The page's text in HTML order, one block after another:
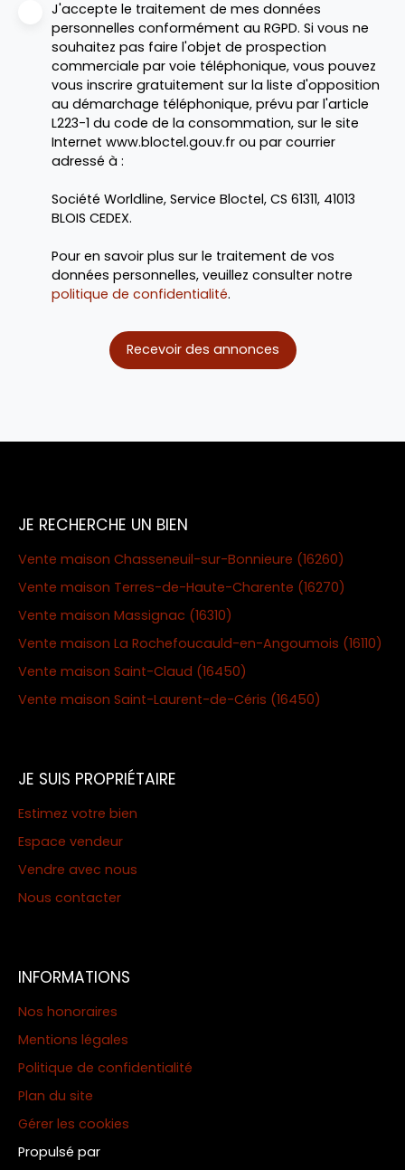
J'accepte le traitement de mes données
personnelles conformément au RGPD. Si vous ne
souhaitez pas faire l'objet de prospection
commerciale par voie téléphonique, vous pouvez
vous inscrire gratuitement sur la liste d'opposition
au démarchage téléphonique, prévu par l'article
L223-1 du code de la consommation, sur le site
Internet www.bloctel.gouv.fr ou par courrier
adressé à :
Société Worldline, Service Bloctel, CS 61311, 41013
BLOIS CEDEX.
Pour en savoir plus sur le traitement de vos
données personnelles, veuillez consulter notre
politique de confidentialité.
Recevoir des annonces
JE RECHERCHE UN BIEN
Vente maison Chasseneuil-sur-Bonnieure (16260)
Vente maison Terres-de-Haute-Charente (16270)
Vente maison Massignac (16310)
Vente maison La Rochefoucauld-en-Angoumois (16110)
Vente maison Saint-Claud (16450)
Vente maison Saint-Laurent-de-Céris (16450)
JE SUIS PROPRIÉTAIRE
Estimez votre bien
Espace vendeur
Vendre avec nous
Nous contacter
INFORMATIONS
Nos honoraires
Mentions légales
Politique de confidentialité
Plan du site
Gérer les cookies
Propulsé par